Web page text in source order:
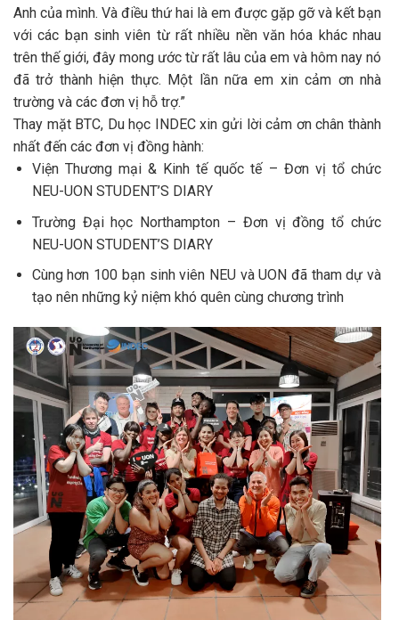
Anh của mình. Và điều thứ hai là em được gặp gỡ và kết bạn
với các bạn sinh viên từ rất nhiều nền văn hóa khác nhau
trên thế giới, đây mong ước từ rất lâu của em và hôm nay nó
đã trở thành hiện thực. Một lần nữa em xin cảm ơn nhà
trường và các đơn vị hỗ trợ.”
Thay mặt BTC, Du học INDEC xin gửi lời cảm ơn chân thành
nhất đến các đơn vị đồng hành:
Viện Thương mại & Kinh tế quốc tế – Đơn vị tổ chức
NEU-UON STUDENT’S DIARY
Trường Đại học Northampton – Đơn vị đồng tổ chức
NEU-UON STUDENT’S DIARY
Cùng hơn 100 bạn sinh viên NEU và UON đã tham dự và
tạo nên những kỷ niệm khó quên cùng chương trình